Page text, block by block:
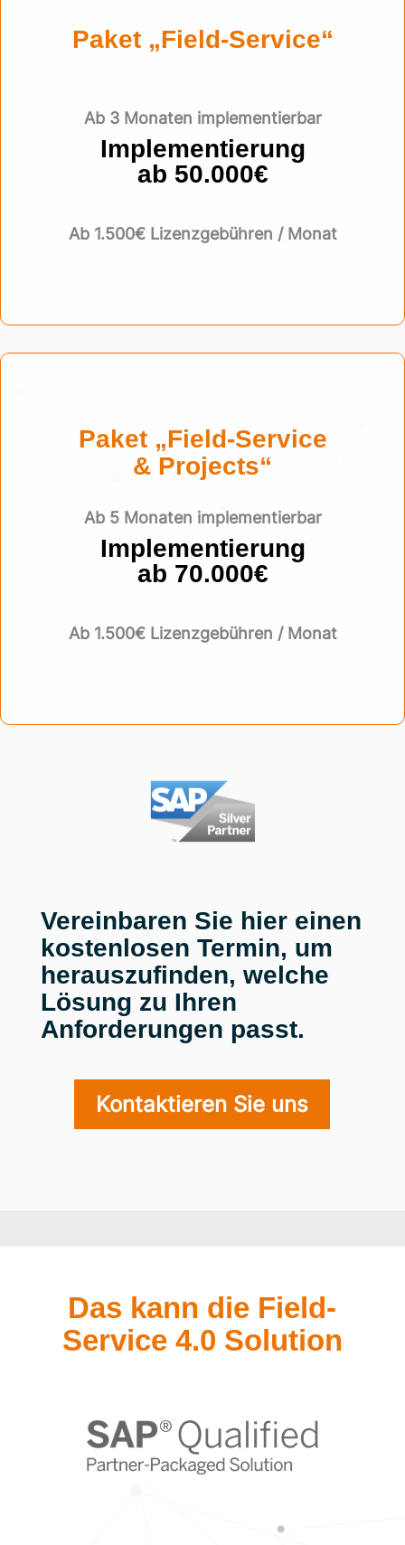
Paket „Field-Service“
Ab 3 Monaten implementierbar
Implementierung
ab 50.000€
Ab 1.500€ Lizenzgebühren / Monat
Paket „Field-Service
& Projects“
Ab 5 Monaten implementierbar
Implementierung
ab 70.000€
Ab 1.500€ Lizenzgebühren / Monat
Vereinbaren Sie hier einen
kostenlosen Termin, um
herauszufinden, welche
Lösung zu Ihren
Anforderungen passt.
Kontaktieren Sie uns
Das kann die Field-
Service 4.0 Solution